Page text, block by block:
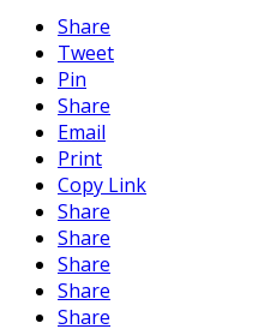
Share
Tweet
Pin
Share
Email
Print
Copy Link
Share
Share
Share
Share
Share